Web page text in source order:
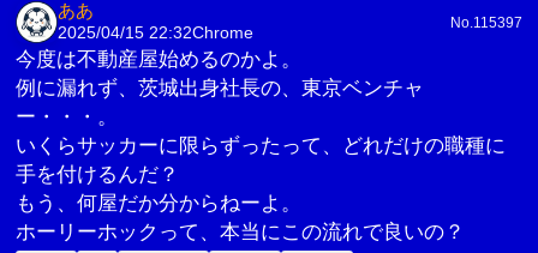
ああ
2025/04/15 22:32Chrome
No.115397
今度は不動産屋始めるのかよ。
例に漏れず、茨城出身社長の、東京ベンチャ
ー・・・。
いくらサッカーに限らずったって、どれだけの職種に
手を付けるんだ？
もう、何屋だか分からねーよ。
ホーリーホックって、本当にこの流れで良いの？